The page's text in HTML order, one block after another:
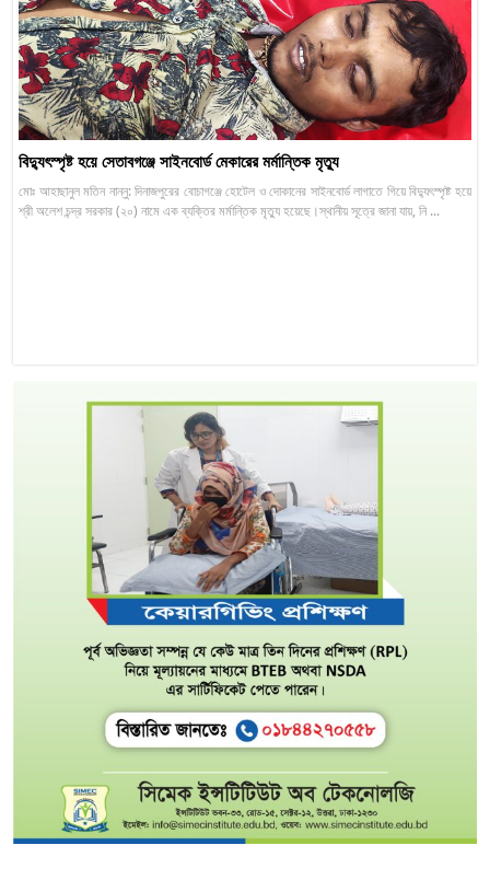
বিদ্যুৎস্পৃষ্ট হয়ে সেতাবগঞ্জে সাইনবোর্ড মেকারের মর্মান্তিক মৃত্যু
মোঃ আহাছানুল মতিন নান্নু: দিনাজপুরের বোচাগঞ্জে হোটেল ও দোকানের সাইনবোর্ড লাগাতে গিয়ে বিদ্যুৎস্পৃষ্ট হয়ে
শ্রী অলেশ চন্দ্র সরকার (২০) নামে এক ব্যক্তির মর্মান্তিক মৃত্যু হয়েছে।স্থানীয় সূত্রে জানা যায়, নি ...